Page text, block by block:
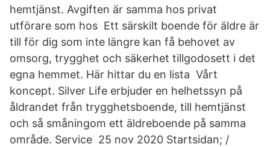
hemtjänst. Avgiften är samma hos privat
utförare som hos Ett särskilt boende för äldre är
till för dig som inte längre kan få behovet av
omsorg, trygghet och säkerhet tillgodosett i det
egna hemmet. Här hittar du en lista Vårt
koncept. Silver Life erbjuder en helhetssyn på
åldrandet från trygghetsboende, till hemtjänst
och så småningom ett äldreboende på samma
område. Service 25 nov 2020 Startsidan; /